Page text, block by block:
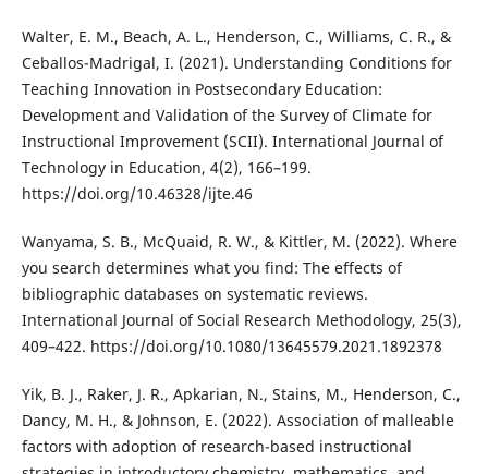
Walter, E. M., Beach, A. L., Henderson, C., Williams, C. R., &
Ceballos-Madrigal, I. (2021). Understanding Conditions for
Teaching Innovation in Postsecondary Education:
Development and Validation of the Survey of Climate for
Instructional Improvement (SCII). International Journal of
Technology in Education, 4(2), 166–199.
https://doi.org/10.46328/ijte.46
Wanyama, S. B., McQuaid, R. W., & Kittler, M. (2022). Where
you search determines what you find: The effects of
bibliographic databases on systematic reviews.
International Journal of Social Research Methodology, 25(3),
409–422. https://doi.org/10.1080/13645579.2021.1892378
Yik, B. J., Raker, J. R., Apkarian, N., Stains, M., Henderson, C.,
Dancy, M. H., & Johnson, E. (2022). Association of malleable
factors with adoption of research-based instructional